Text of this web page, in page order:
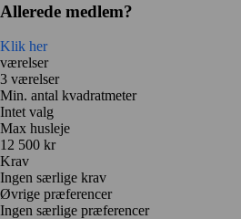
Allerede medlem?
Klik her
værelser
3 værelser
Min. antal kvadratmeter
Intet valg
Max husleje
12 500 kr
Krav
Ingen særlige krav
Øvrige præferencer
Ingen særlige præferencer